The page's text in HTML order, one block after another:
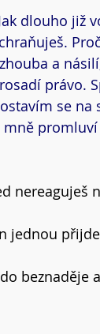
dlouho již
a
právo.
se na
mně
nereaguješ
jednou